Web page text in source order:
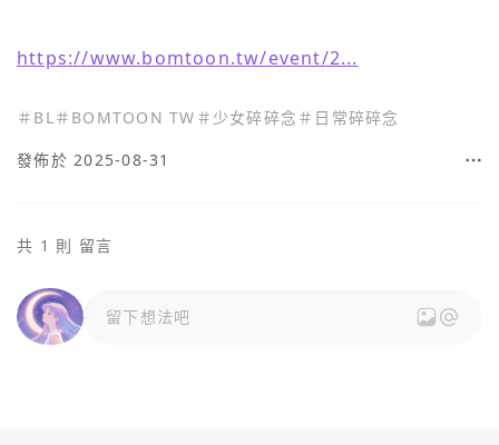
https://www.bomtoon.tw/event/2...
＃ BL＃ BOMTOON TW ＃ 少女碎碎念 ＃ 日常碎碎念
發佈於 2025-08-31
共 1 則 留言
留下想法吧